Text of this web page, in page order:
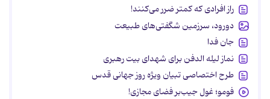
راز افرادی که کمتر ضرر می‌کنند!
دورود، سرزمین شگفتی‌های طبیعت
جان فدا
نماز لیله الدفن برای شهدای بیت رهبری
طرح اختصاصی تبیان ویژه روز جهانی قدس
فومو؛ غول جیب‌بر فضای مجازی!